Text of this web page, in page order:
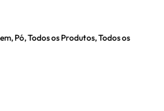
,Pó,Todos os Produtos,Todos os